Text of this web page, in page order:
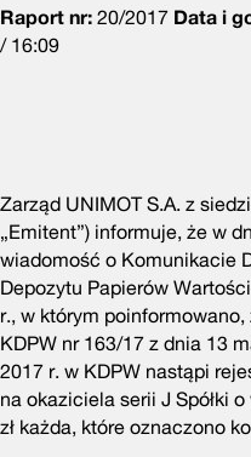
Raport nr: 20/2017 Data i
/ 16:09
Zarząd UNIMOT S.A. z
„Emitent”) informuje, że w
wiadomość o Komunikacie
Depozytu Papierów
r., w którym
KDPW nr 163/17 z dnia 13
2017 r. w KDPW nastąpi
na okaziciela serii J Spółki
zł każda, które oznaczono